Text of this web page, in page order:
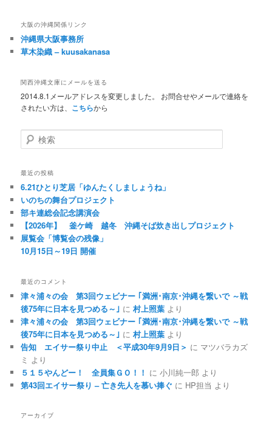
大阪の沖縄関係リンク
沖縄県大阪事務所
草木染織 – kuusakanasa
関西沖縄文庫にメールを送る
2014.8.1メールアドレスを変更しました。 お問合せやメールで連絡を
されたい方は、 こちらから
検索
最近の投稿
6.21ひとり芝居「ゆんたくしましょうね」
いのちの舞台プロジェクト
部キ連総会記念講演会
【2026年】 釜ケ崎 越冬 沖縄そば炊き出しプロジェクト
展覧会「博覧会の残像」
10月15日～19日 開催
最近のコメント
津々浦々の会 第3回ウェビナー ｢満洲･南京･沖縄を繋いで ～戦
後75年に日本を見つめる～｣ に村上照葉 より
津々浦々の会 第3回ウェビナー ｢満洲･南京･沖縄を繋いで ～戦
後75年に日本を見つめる～｣ に村上照葉 より
告知 エイサー祭り中止 ＜平成30年9月9日＞ に マツバラカズ
ミ より
５１５やんどー！ 全員集ＧＯ！！ に 小川純一郎 より
第43回エイサー祭り – 亡き先人を慕い捧ぐ に HP担当 より
アーカイブ